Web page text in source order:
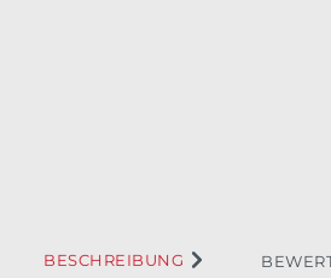
BESCHREIBUNG